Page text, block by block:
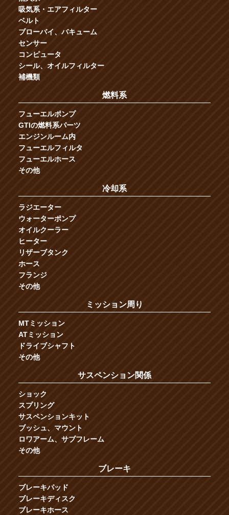
吸気系・エアフィルター
ベルト
ブローバイ、バキューム
センサー
コンピュータ
シール、オイルフィルター
補機類
燃料系
フューエルポンプ
GTIの燃料系パーツ
エンジンルーム内
フューエルフィルタ
フューエルホース
その他
冷却系
ラジエーター
ウォーターポンプ
オイルクーラー
ヒーター
リザーブタンク
ホース
フランジ
その他
ミッション周り
MTミッション
ATミッション
ドライブシャフト
その他
サスペンション関係
ショック
スプリング
サスペンションキット
ブッシュ、マウント
ロワアーム、サブフレーム
その他
ブレーキ
ブレーキパッド
ブレーキディスク
ブレーキホース